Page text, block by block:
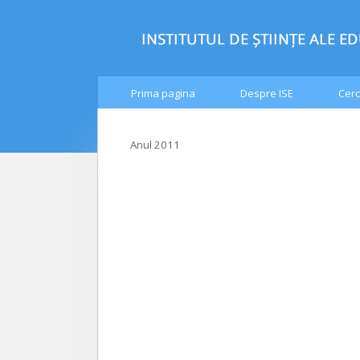
Prima pagina Despre ISE
Anul 2011